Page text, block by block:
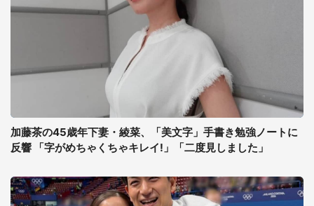
加藤茶の45歳年下妻・綾菜、「美文字」手書き勉強ノートに
反響 「字がめちゃくちゃキレイ!」「二度見しました」